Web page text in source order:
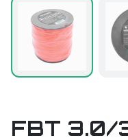
FBT 3.0/